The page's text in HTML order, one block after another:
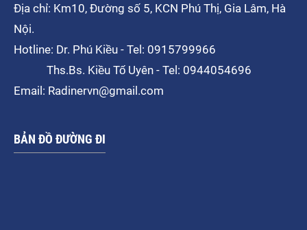
Địa chỉ: Km10, Đường số 5, KCN Phú Thị, Gia Lâm, Hà
Nội.
Hotline: Dr. Phú Kiều - Tel: 0915799966
Ths.Bs. Kiều Tố Uyên - Tel: 0944054696
Email: Radinervn@gmail.com
BẢN ĐỒ ĐƯỜNG ĐI